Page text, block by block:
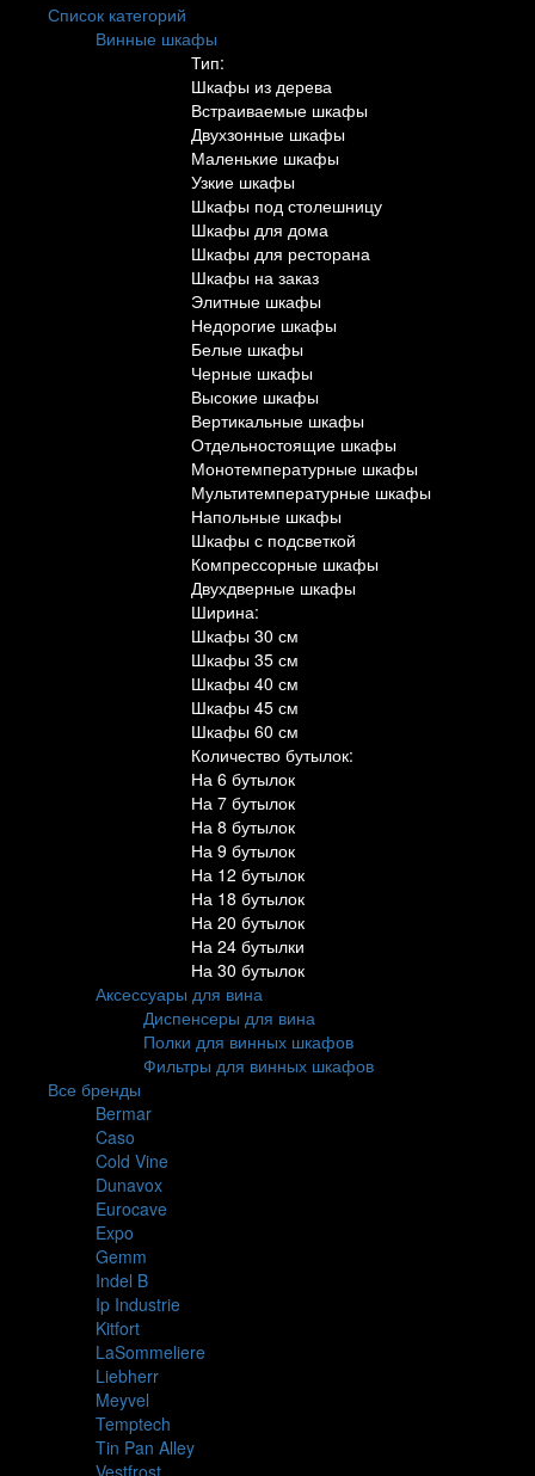
Список категорий
Винные шкафы
Тип:
Шкафы из дерева
Встраиваемые шкафы
Двухзонные шкафы
Маленькие шкафы
Узкие шкафы
Шкафы под столешницу
Шкафы для дома
Шкафы для ресторана
Шкафы на заказ
Элитные шкафы
Недорогие шкафы
Белые шкафы
Черные шкафы
Высокие шкафы
Вертикальные шкафы
Отдельностоящие шкафы
Монотемпературные шкафы
Мультитемпературные шкафы
Напольные шкафы
Шкафы с подсветкой
Компрессорные шкафы
Двухдверные шкафы
Ширина:
Шкафы 30 см
Шкафы 35 см
Шкафы 40 см
Шкафы 45 см
Шкафы 60 см
Количество бутылок:
На 6 бутылок
На 7 бутылок
На 8 бутылок
На 9 бутылок
На 12 бутылок
На 18 бутылок
На 20 бутылок
На 24 бутылки
На 30 бутылок
Аксессуары для вина
Диспенсеры для вина
Полки для винных шкафов
Фильтры для винных шкафов
Все бренды
Bermar
Caso
Cold Vine
Dunavox
Eurocave
Expo
Gemm
Indel B
Ip Industrie
Kitfort
LaSommeliere
Liebherr
Meyvel
Temptech
Tin Pan Alley
Vestfrost